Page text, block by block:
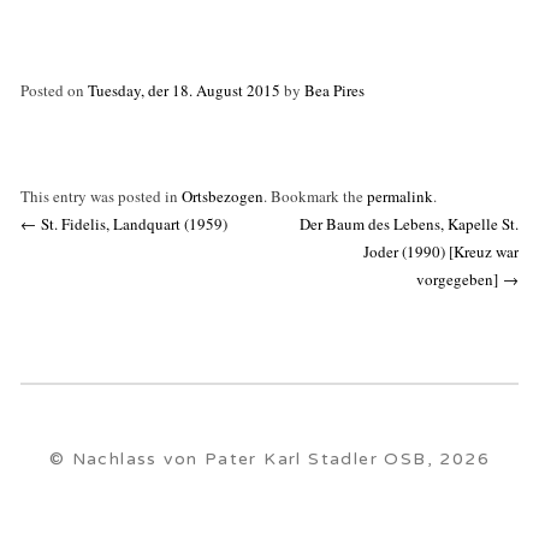
Posted on Tuesday, der 18. August 2015 by Bea Pires
This entry was posted in Ortsbezogen. Bookmark the permalink.
Post
← St. Fidelis, Landquart (1959)
Der Baum des Lebens, Kapelle St.
Joder (1990) [Kreuz war
vorgegeben] →
© Nachlass von Pater Karl Stadler OSB, 2026